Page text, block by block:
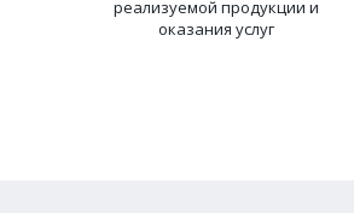
реализуемой продукции и
оказания услуг